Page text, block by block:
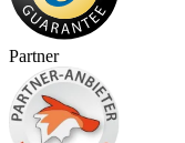
Partner